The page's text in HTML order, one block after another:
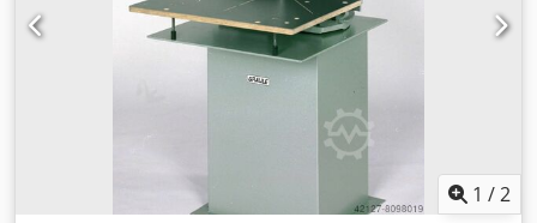
1 /2